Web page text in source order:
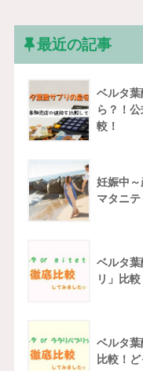
最近の記事
ベルタ
ら？！
較！
妊娠中
マタニ
ベルタ
リ」比
ベルタ
比較！